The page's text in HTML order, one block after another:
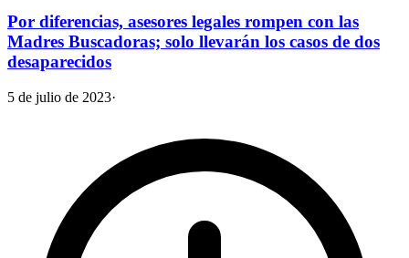
Por diferencias, asesores legales rompen con las
Madres Buscadoras; solo llevarán los casos de dos
desaparecidos
5 de julio de 2023·